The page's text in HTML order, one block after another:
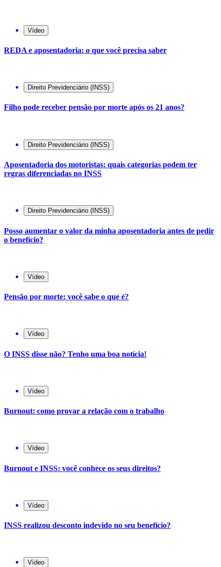
Vídeo
REDA e aposentadoria: o que você precisa saber
Direito Previdenciário (INSS)
Filho pode receber pensão por morte após os 21 anos?
Direito Previdenciário (INSS)
Aposentadoria dos motoristas: quais categorias podem ter
regras diferenciadas no INSS
Direito Previdenciário (INSS)
Posso aumentar o valor da minha aposentadoria antes de pedir
o benefício?
Vídeo
Pensão por morte: você sabe o que é?
Vídeo
O INSS disse não? Tenho uma boa notícia!
Vídeo
Burnout: como provar a relação com o trabalho
Vídeo
Burnout e INSS: você conhece os seus direitos?
Vídeo
INSS realizou desconto indevido no seu benefício?
Vídeo